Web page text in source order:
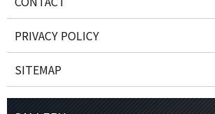
PRIVACY POLICY
SITEMAP